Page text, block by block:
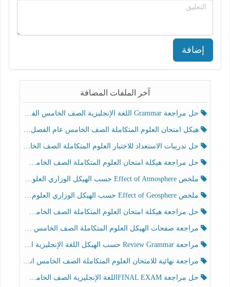
إضافة
آخر الملفات المضافة
حل مراجعة Grammar اللغة الإنجليزية الصف الخامس الفصل الثالث
هيكل امتحان العلوم المتكاملة الصف الخامس عام الفصل الدراسي الثالث 2025-2026
حل تدريبات الاستعداد للاختبار العلوم المتكاملة الصف الخامس عام الفصل الثالث
حل مراجعة هيكلة امتحان العلوم المتكاملة الصف الخامس انسبير الفصل الثالث
ملخص Effect of Atmosphere حسب الهيكل الوزاري العلوم المتكاملة الصف الخامس انسبير الفصل الثالث
ملخص Effect of Geosphere حسب الهيكل الوزاري العلوم المتكاملة الصف الخامس انسبير الفصل الثالث
حل مراجعة هيكلة امتحان العلوم المتكاملة الصف الخامس عام الفصل الثالث
مراجعة صفحات الهيكل العلوم المتكاملة الصف الخامس انسبير الفصل الثالث
مراجعة Review Grammar حسب الهيكل اللغة الإنجليزية الصف الخامس الفصل الثالث
مراجعة نهائية للامتحان العلوم المتكاملة الصف الخامس انسبير الفصل الثالث
حل مراجعة FINAL EXAMاللغة الإنجليزية الصف الخامس الفصل الثالث